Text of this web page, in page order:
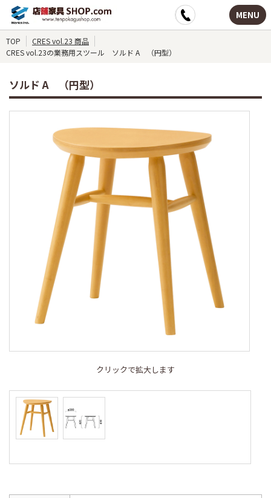
MENU
TOP
CRES vol.23 商品
CRES vol.23の業務用スツール ソルド A （円型）
ソルド A （円型）
クリックで拡大します